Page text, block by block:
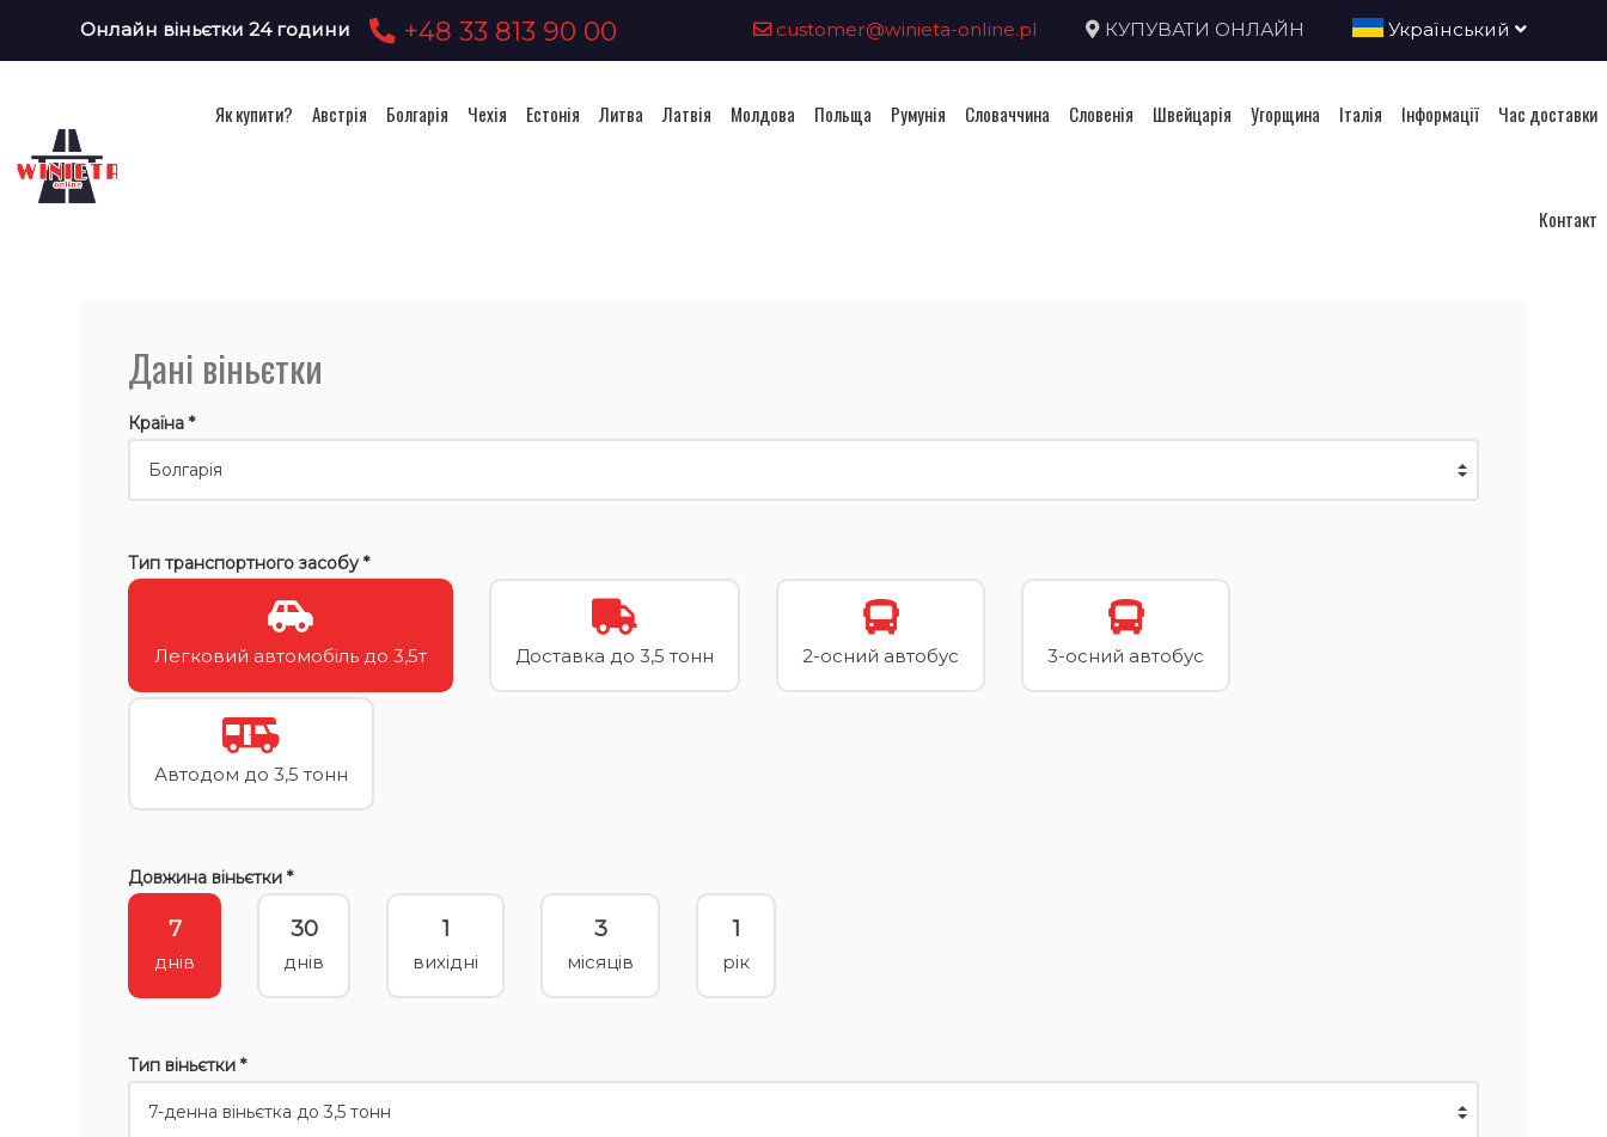
Онлайн віньєтки 24 години +48 33 813 90 00 customer@winieta-online.pl КУПУВАТИ ОНЛАЙН Український
Як купити? Австрія Болгарія Чехія Естонія Литва Латвія Молдова Польща Румунія Словаччина Словенія Швейцарія Угорщина Італія Інформації Час доставки
Контакт
Дані віньєтки
Країна *
Тип транспортного засобу *
Легковий автомобіль до 3,5т Доставка до 3,5 тонн 2-осний автобус 3-осний автобус
Автодом до 3,5 тонн
Довжина віньєтки *
7
днів
30
днів
1
вихідні
3
місяців
1
рік
Тип віньєтки *